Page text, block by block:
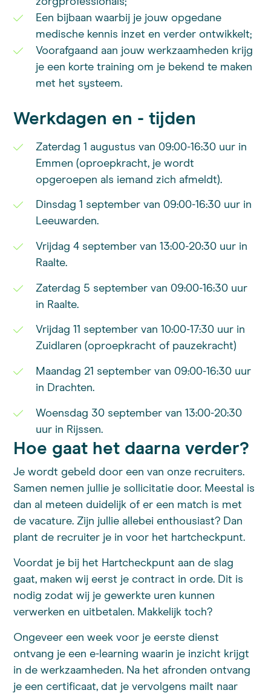
Een bijbaan waarbij je jouw opgedane
medische kennis inzet en verder ontwikkelt;
Voorafgaand aan jouw werkzaamheden krijg
je een korte training om je bekend te maken
met het systeem.
Werkdagen en - tijden
Zaterdag 1 augustus van 09:00-16:30 uur in
Emmen (oproepkracht, je wordt
opgeroepen als iemand zich afmeldt).
Dinsdag 1 september van 09:00-16:30 uur in
Leeuwarden.
Vrijdag 4 september van 13:00-20:30 uur in
Raalte.
Zaterdag 5 september van 09:00-16:30 uur
in Raalte.
Vrijdag 11 september van 10:00-17:30 uur in
Zuidlaren (oproepkracht of pauzekracht)
Maandag 21 september van 09:00-16:30 uur
in Drachten.
Woensdag 30 september van 13:00-20:30
uur in Rijssen.
Hoe gaat het daarna verder?
Je wordt gebeld door een van onze recruiters.
Samen nemen jullie je sollicitatie door. Meestal is
dan al meteen duidelijk of er een match is met
de vacature. Zijn jullie allebei enthousiast? Dan
plant de recruiter je in voor het hartcheckpunt.
Voordat je bij het Hartcheckpunt aan de slag
gaat, maken wij eerst je contract in orde. Dit is
nodig zodat wij je gewerkte uren kunnen
verwerken en uitbetalen. Makkelijk toch?
Ongeveer een week voor je eerste dienst
ontvang je een e-learning waarin je inzicht krijgt
in de werkzaamheden. Na het afronden ontvang
je een certificaat, dat je vervolgens mailt naar